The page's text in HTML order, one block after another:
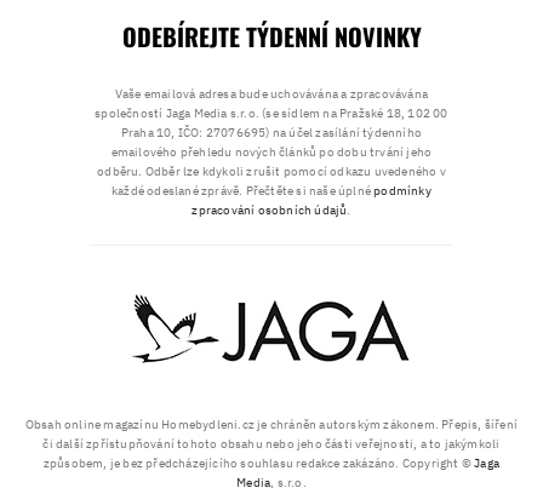
Obsah online magazínu Homebydleni.cz je chráněn autorským zákonem. Přepis, šíření
či další zpřístupňování tohoto obsahu nebo jeho části veřejnosti, a to jakýmkoli
způsobem, je bez předcházejícího souhlasu redakce zakázáno. Copyright ©Jaga
Media, s.r.o.
ODEBÍREJTE TÝDENNÍ NOVINKY
Vaše emailová adresa bude uchovávána a zpracovávána
společností Jaga Media s.r.o. (se sídlem na Pražské 18, 102 00
Praha 10, IČO: 27076695) na účel zasílání týdenního
emailového přehledu nových článků po dobu trvání jeho
odběru. Odběr lze kdykoli zrušit pomocí odkazu uvedeného v
každé odeslané zprávě. Přečtěte si naše úplnépodmínky
zpracování osobních údajů.